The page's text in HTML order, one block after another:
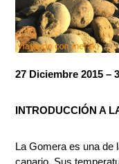
27 Diciembre 2015 –
INTRODUCCIÓN A
La Gomera es una de